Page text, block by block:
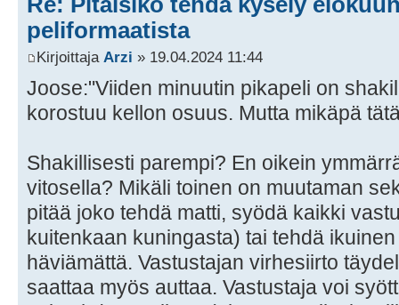
peliformaatista
Kirjoittaja Arzi » 19.04.2024 11:44
Joose:"Viiden minuutin pikapeli on
korostuu kellon osuus. Mutta mikäpä
Shakillisesti parempi? En oikein
vitosella? Mikäli toinen on muutaman
pitää joko tehdä matti, syödä kaikki
kuitenkaan kuningasta) tai tehdä
häviämättä. Vastustajan virhesiirto
saattaa myös auttaa. Vastustaja voi